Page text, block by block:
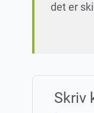
det er
Skriv